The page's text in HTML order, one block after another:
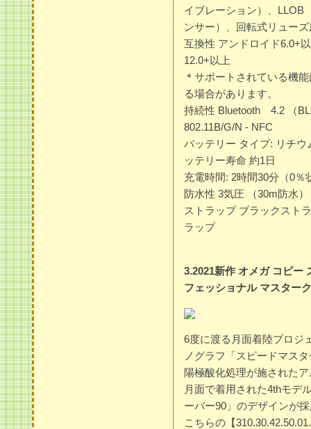
イブレーション）、LLOB
ンサー）、回転式リュー
互換性 アンドロイド6.0+
12.0+以上
＊サポートされている機
る場合があります。
持続性 Bluetooth 4.2 （
802.11B/G/N - NFC
バッテリー タイプ: リチ
ッテリー寿命 約1日
充電時間: 2時間30分（0
防水性 3気圧 （30m防水）
ストラップ ブラックスト
ラップ
3.2021新作 オメガ コピー
フェッショナル マスター
6度に渡る月面着陸プロジ
ノグラフ「スピードマス
陽極酸化処理が施された
月面で着用された4thモデ
ーバー90」のデザインが
こちらの【